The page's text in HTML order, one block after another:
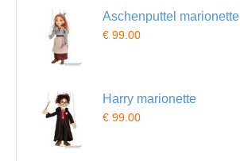
Aschenputtel marionette
€ 99.00
Harry marionette
€ 99.00